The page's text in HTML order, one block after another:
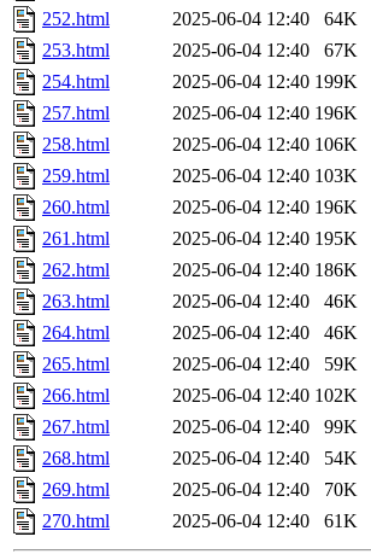
252.html
2025-06-04 12:40
64K
253.html
2025-06-04 12:40
67K
254.html
2025-06-04 12:40 199K
257.html
2025-06-04 12:40 196K
258.html
2025-06-04 12:40 106K
259.html
2025-06-04 12:40 103K
260.html
2025-06-04 12:40 196K
261.html
2025-06-04 12:40 195K
262.html
2025-06-04 12:40 186K
263.html
2025-06-04 12:40
46K
264.html
2025-06-04 12:40
46K
265.html
2025-06-04 12:40
59K
266.html
2025-06-04 12:40 102K
267.html
2025-06-04 12:40
99K
268.html
2025-06-04 12:40
54K
269.html
2025-06-04 12:40
70K
270.html
2025-06-04 12:40 61K